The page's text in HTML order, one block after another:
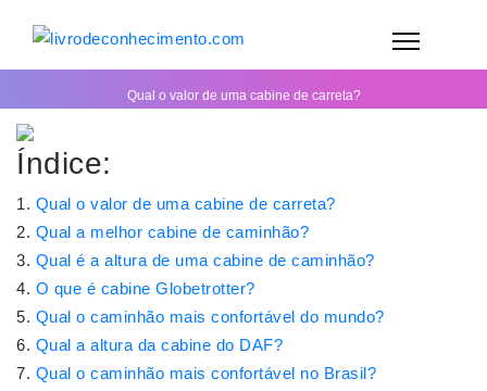
Qual o valor de uma cabine de carreta?
Índice:
Qual o valor de uma cabine de carreta?
Qual a melhor cabine de caminhão?
Qual é a altura de uma cabine de caminhão?
O que é cabine Globetrotter?
Qual o caminhão mais confortável do mundo?
Qual a altura da cabine do DAF?
Qual o caminhão mais confortável no Brasil?